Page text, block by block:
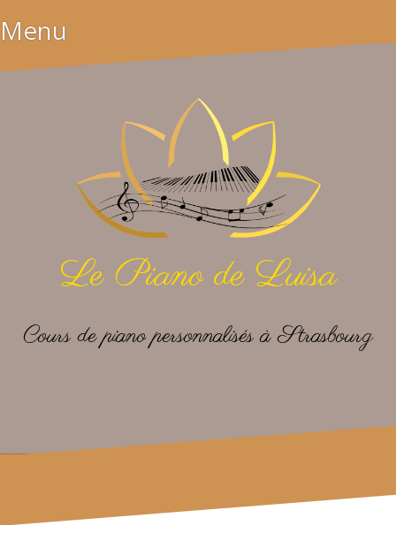
au
Menu
Le Piano de Luisa
Cours de piano personnalisés à Strasbourg